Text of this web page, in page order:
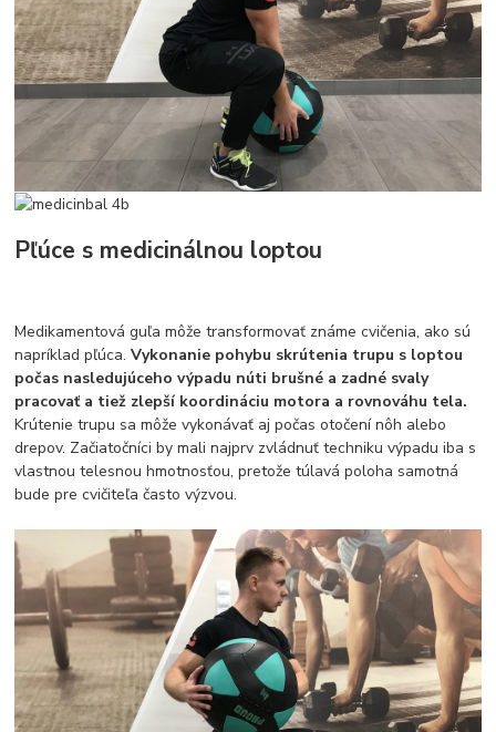
Pľúce s medicinálnou loptou
Medikamentová guľa môže transformovať známe cvičenia, ako sú
napríklad pľúca.Vykonanie pohybu skrútenia trupu s loptou
počas nasledujúceho výpadu núti brušné a zadné svaly
pracovať a tiež zlepší koordináciu motora a rovnováhu tela.
Krútenie trupu sa môže vykonávať aj počas otočení nôh alebo
drepov. Začiatočníci by mali najprv zvládnuť techniku výpadu iba s
vlastnou telesnou hmotnosťou, pretože túlavá poloha samotná
bude pre cvičiteľa často výzvou.